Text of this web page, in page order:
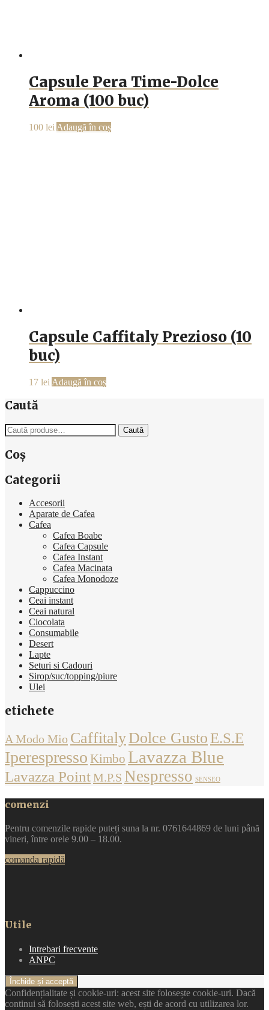
Capsule Pera Time-Dolce
Aroma (100 buc)
100 lei Adaugă în coș
Capsule Caffitaly Prezioso (10
buc)
17 lei Adaugă în coș
Caută
Caută
după:
Caută
Coș
Categorii
Accesorii
Aparate de Cafea
Cafea
Cafea Boabe
Cafea Capsule
Cafea Instant
Cafea Macinata
Cafea Monodoze
Cappuccino
Ceai instant
Ceai natural
Ciocolata
Consumabile
Desert
Lapte
Seturi si Cadouri
Sirop/suc/topping/piure
Ulei
etichete
A Modo Mio CaffitalyDolce Gusto E.S.E
Iperespresso Kimbo Lavazza Blue
Lavazza PointM.P.S Nespresso SENSEO
comenzi
Pentru comenzile rapide puteți suna la nr. 0761644869 de luni până
vineri, între orele 9.00 – 18.00.
comanda rapidă
Utile
Intrebari frecvente
ANPC
Confidențialitate și cookie-uri: acest site folosește cookie-uri. Dacă
continui să folosești acest site web, ești de acord cu utilizarea lor.